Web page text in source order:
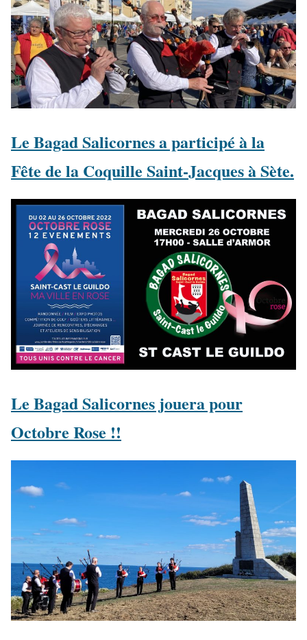
Le Bagad Salicornes a participé à la
Fête de la Coquille Saint-Jacques à Sète.
Le Bagad Salicornes jouera pour
Octobre Rose !!